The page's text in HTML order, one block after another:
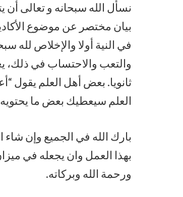
نسأل الله سبحانه و تعالى أن
بيان مختصر عن موضوع
في النية أولا والإخلاص لله
والتعب والاحتساب في ذلك،
ثانويا. بعض أهل العلم يقول
العلم سيعطيك بعض ما
بارك الله في الجميع وإن
بهذا العمل وان يجعله في
ورحمة الله وبركاته.